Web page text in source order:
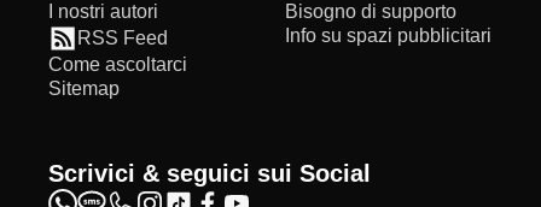
I nostri autori
RSS Feed
Come ascoltarci
Sitemap
Bisogno di supporto
Info su spazi pubblicitari
Scrivici & seguici sui Social